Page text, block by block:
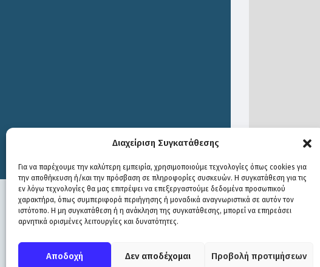
Διαχείριση Συγκατάθεσης
Για να παρέχουμε την καλύτερη εμπειρία, χρησιμοποιούμε τεχνολογίες όπως cookies για
την αποθήκευση ή/και την πρόσβαση σε πληροφορίες συσκευών. Η συγκατάθεση για τις
εν λόγω τεχνολογίες θα μας επιτρέψει να επεξεργαστούμε δεδομένα προσωπικού
χαρακτήρα, όπως συμπεριφορά περιήγησης ή μοναδικά αναγνωριστικά σε αυτόν τον
ιστότοπο. Η μη συγκατάθεση ή η ανάκληση της συγκατάθεσης, μπορεί να επηρεάσει
αρνητικά ορισμένες λειτουργίες και δυνατότητες.
Αποδοχή Δεν αποδέχομαι Προβολή προτιμήσεων
Print 1,500
© COPYRIGHT ΔΗΜΟΣ ΣΟΥΛΙΟΥ 2026
WEB DEVELOPMENT BYΕΓΚΡΙΤΟΣ GROUP| GRAPHICS DESIGN BY